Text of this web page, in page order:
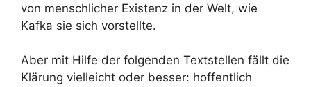
von menschlicher Existenz in der Welt, wie
Kafka sie sich vorstellte.
Aber mit Hilfe der folgenden Textstellen fällt die
Klärung vielleicht oder besser: hoffentlich